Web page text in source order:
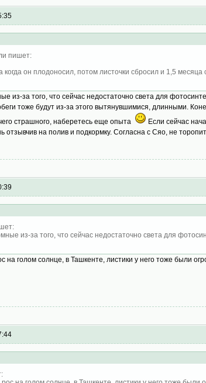
пишет:
когда он плодоносил, потом листочки сбросил и 1,5
из-за того, что сейчас недостаточно света для
тоже будут из-за этого вытянувшимися, длинными.
страшного, наберетесь еще опыта
Если сейчас
отзывчив на полив и подкормку. Согласна с Сяо, не
из-за того, что сейчас недостаточно света для
на голом солнце, в Ташкенте, листики у него тоже были